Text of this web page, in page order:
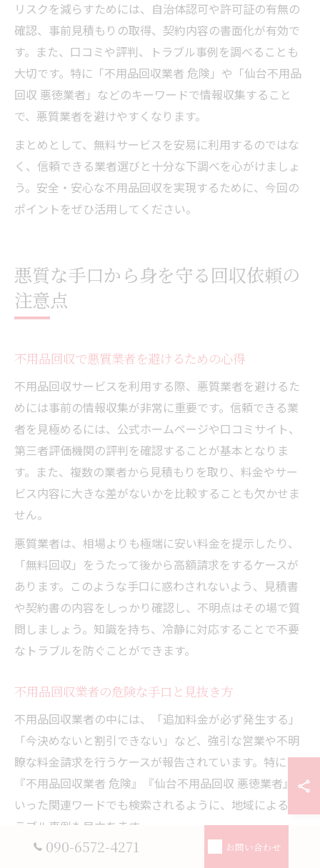
リスクを減らすためには、自治体認可や許可証の有無の
確認、事前見積もりの取得、契約内容の書面化が有効で
す。また、口コミや評判、トラブル事例を調べることも
大切です。特に「不用品回収業者 危険」や「仙台不用品
回収 悪徳業者」などのキーワードで情報収集すること
で、悪質業者を避けやすくなります。
まとめとして、無料サービスを安易に利用するのではな
く、信頼できる業者選びと十分な下調べを心がけましょ
う。安全・安心な不用品回収を実現するために、今回の
ポイントをぜひ活用してください。
悪質な手口から身を守る回収依頼の
注意点
不用品回収で悪質業者を避けるための心得
不用品回収サービスを利用する際、悪質業者を避けるた
めには事前の情報収集が非常に重要です。信頼できる業
者を見極めるには、公式ホームページや口コミサイト、
第三者評価機関の評判を確認することが基本となりま
す。また、複数の業者から見積もりを取り、料金やサー
ビス内容に大きな差がないかを比較することも欠かせま
せん。
悪質業者は、相場よりも極端に安い料金を提示したり、
「無料回収」をうたって後から高額請求をするケースが
あります。このような手口に惑わされないよう、見積書
や契約書の内容をしっかり確認し、不明点はその場で質
問しましょう。知識を持ち、冷静に対応することで不要
なトラブルを防ぐことができます。
不用品回収業者の危険な手口と見抜き方
不用品回収業者の中には、「追加料金が必ず発生する」
「今決めないと割引できない」など、強引な営業や不明
瞭な料金請求を行うケースが報告されています。特に
『不用品回収業者 危険』『仙台不用品回収 悪徳業者』と
いった関連ワードでも検索されるように、地域によるト
ラブル事例も目立ちます。
こうした業者を見抜くには、事前の説明が丁寧か、見積
090-6572-4271 お問い合わせ